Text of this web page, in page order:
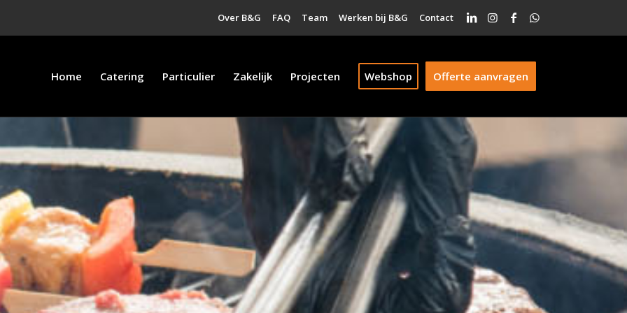
Over B&G FAQ Team Werken bij B&G Contact
Home Catering Particulier Zakelijk Projecten Webshop Offerte aanvragen